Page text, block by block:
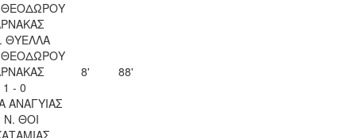
ΘΕΟΔΩΡΟΥ
ΘΥΕΛΛΑ
ΘΕΟΔΩΡΟΥ
1 - 0
ΑΝΑΓΥΙΑΣ
8' 88'
Ν. ΘΟΙ